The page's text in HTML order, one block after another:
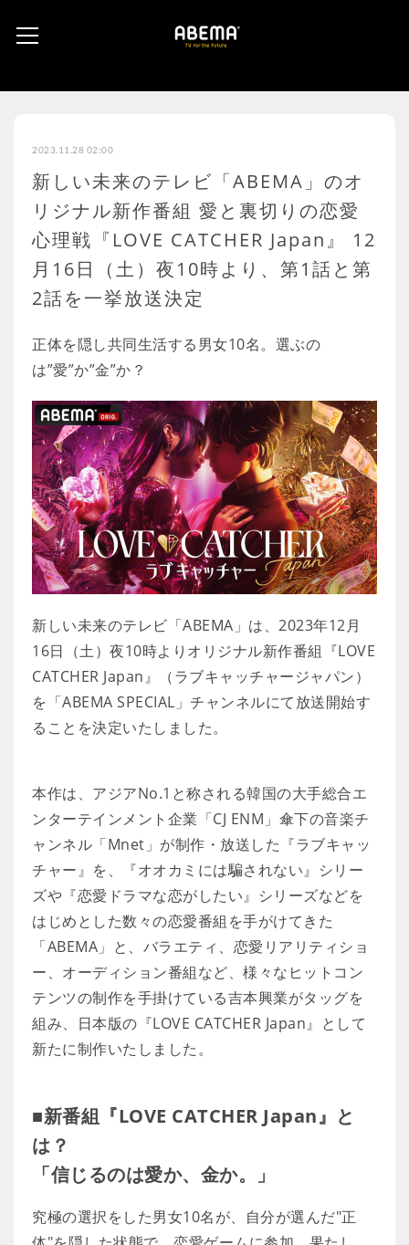
2023.11.28 02:00
新しい未来のテレビ「ABEMA」のオ
リジナル新作番組 愛と裏切りの恋愛
心理戦『LOVE CATCHER Japan』 12
月16日（土）夜10時より、第1話と第
2話を一挙放送決定
正体を隠し共同生活する男女10名。選ぶの
は”愛”か”金”か？
新しい未来のテレビ「ABEMA」は、2023年12月
16日（土）夜10時よりオリジナル新作番組『LOVE
CATCHER Japan』（ラブキャッチャージャパン）
を「ABEMA SPECIAL」チャンネルにて放送開始す
ることを決定いたしました。
本作は、アジアNo.1と称される韓国の大手総合エ
ンターテインメント企業「CJ ENM」傘下の音楽チ
ャンネル「Mnet」が制作・放送した『ラブキャッ
チャー』を、『オオカミには騙されない』シリー
ズや『恋愛ドラマな恋がしたい』シリーズなどを
はじめとした数々の恋愛番組を手がけてきた
「ABEMA」と、バラエティ、恋愛リアリティショ
ー、オーディション番組など、様々なヒットコン
テンツの制作を手掛けている吉本興業がタッグを
組み、日本版の『LOVE CATCHER Japan』として
新たに制作いたしました。
■新番組『LOVE CATCHER Japan』と
は？
「信じるのは愛か、金か。」
究極の選択をした男女10名が、自分が選んだ"正